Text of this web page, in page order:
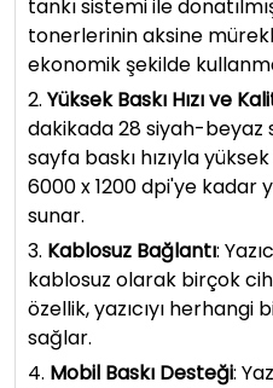
tankı sistemi ile
tonerlerinin aksine
ekonomik şekilde
2. Yüksek Baskı Hızı ve
dakikada 28 siyah-beyaz
sayfa baskı hızıyla
6000 x 1200 dpi'ye kadar
sunar.
3. Kablosuz Bağlantı:
kablosuz olarak birçok
özellik, yazıcıyı herhangi
sağlar.
4. Mobil Baskı Desteği: